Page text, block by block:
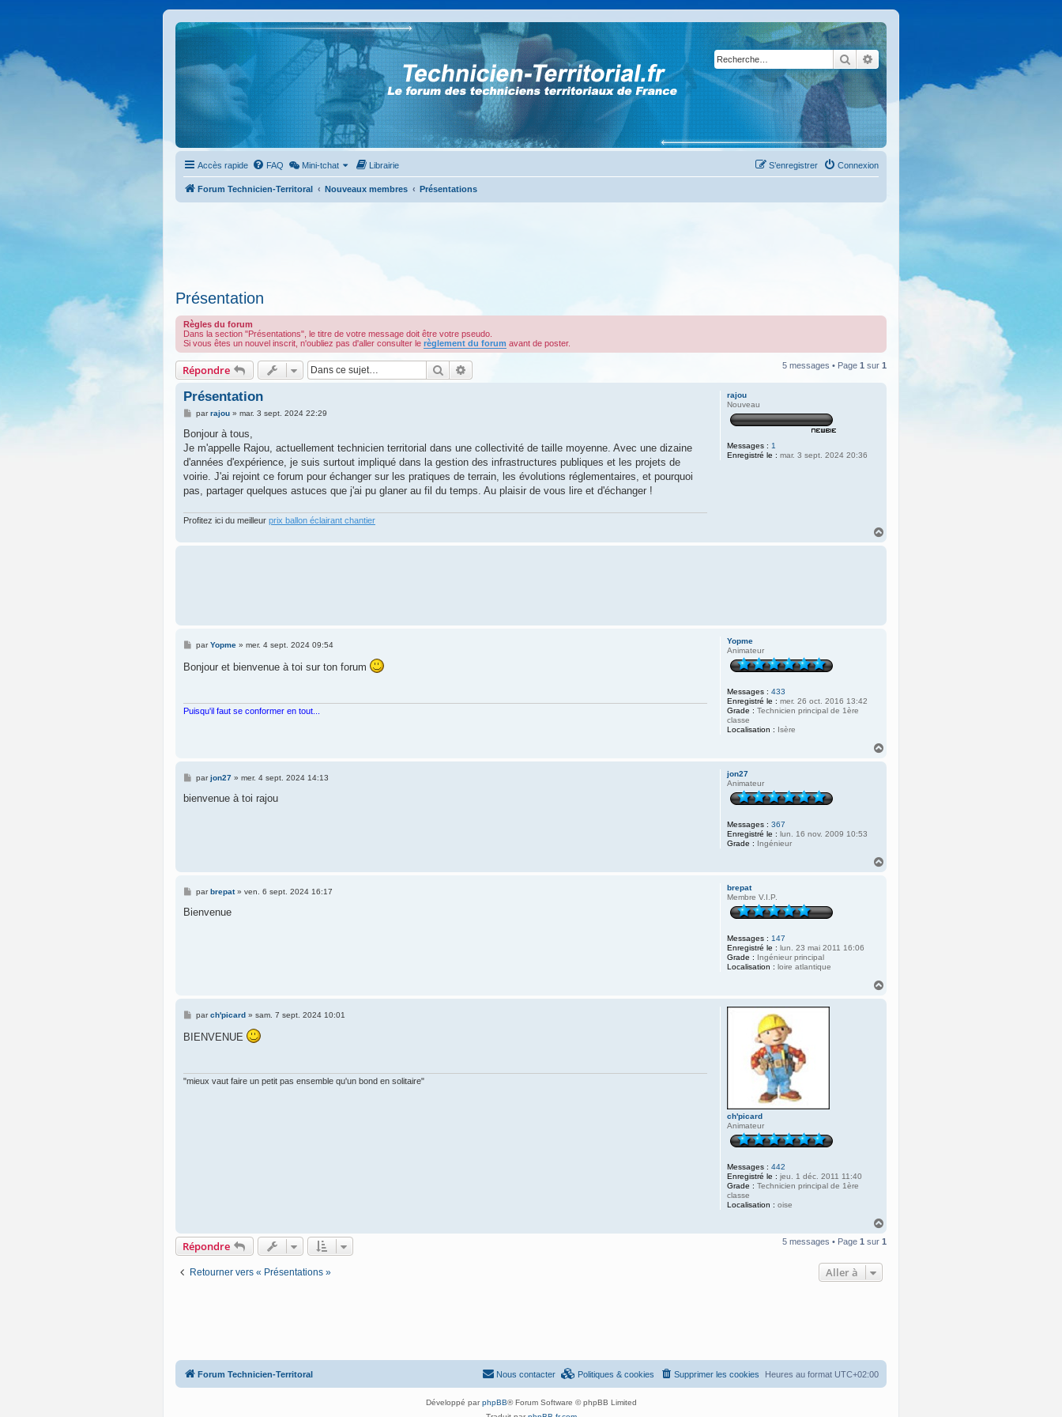
RechercherRecherche avancée
Accès rapide FAQ Mini-tchat Librairie Connexion
S’enregistrer
Forum Technicien-Territoral Nouveaux membres Présentations
Présentation
Règles du forum
Dans la section "Présentations", le titre de votre message doit être votre pseudo.
Si vous êtes un nouvel inscrit, n'oubliez pas d'aller consulter le règlement du forum avant de poster.
Répondre Rechercher 5 messages • Page 1 sur 1
rajou
Nouveau
Messages : 1
Enregistré le : mar. 3 sept. 2024 20:36
Présentation
M
s
a
g
parrajou» mar. 3 sept. 2024 22:29
Bonjour à tous,
Je m'appelle Rajou, actuellement technicien territorial dans une collectivité de taille moyenne. Avec une dizaine
d'années d'expérience, je suis surtout impliqué dans la gestion des infrastructures publiques et les projets de
voirie. J'ai rejoint ce forum pour échanger sur les pratiques de terrain, les évolutions réglementaires, et pourquoi
pas, partager quelques astuces que j'ai pu glaner au fil du temps. Au plaisir de vous lire et d'échanger !
Profitez ici du meilleur prix ballon éclairant chantier
Yopme
Animateur
Messages : 433
Enregistré le : mer. 26 oct. 2016 13:42
Grade : Technicien principal de 1ère
classe
Localisation : Isère
M
s
parYopme» mer. 4 sept. 2024 09:54
Bonjour et bienvenue à toi sur ton forum
Puisqu'il faut se conformer en tout...
jon27
Animateur
Messages : 367
Enregistré le : lun. 16 nov. 2009 10:53
Grade : Ingénieur
M
s
parjon27» mer. 4 sept. 2024 14:13
bienvenue à toi rajou
brepat
Membre V.I.P.
Messages : 147
Enregistré le : lun. 23 mai 2011 16:06
Grade : Ingénieur principal
Localisation : loire atlantique
M
s
parbrepat» ven. 6 sept. 2024 16:17
Bienvenue
ch'picard
Animateur
Messages : 442
Enregistré le : jeu. 1 déc. 2011 11:40
Grade : Technicien principal de 1ère
classe
Localisation : oise
M
s
s
parch'picard» sam. 7 sept. 2024 10:01
BIENVENUE
"mieux vaut faire un petit pas ensemble qu'un bond en solitaire"
u
Répondre 5 messages • Page 1 sur 1
Retourner vers « Présentations » Aller à
Forum Technicien-Territoral Heures au format UTC+02:00
Supprimer les cookies
Politiques & cookies
Nous contacter
Développé parphpBB® Forum Software © phpBB Limited